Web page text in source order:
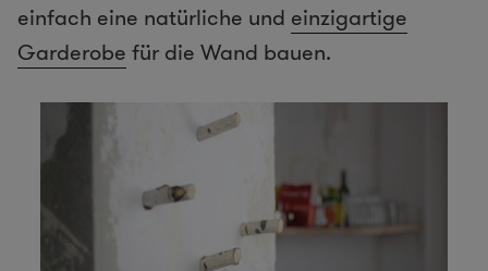
einfach eine natürliche und einzigartige
Garderobe für die Wand bauen.